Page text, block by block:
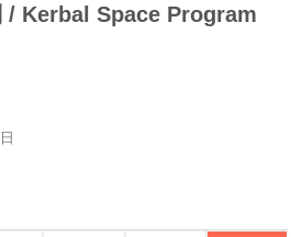
/ Kerbal Space Program